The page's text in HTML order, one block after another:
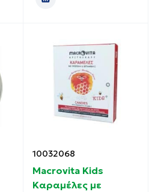
10032068
Macrovita Kids
Καραμέλες με